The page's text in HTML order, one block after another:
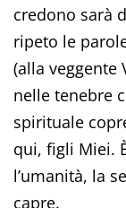
credono sarà
ripeto le
(alla veggente
nelle tenebre
spirituale
qui, figli Miei.
l’umanità, la
capre.